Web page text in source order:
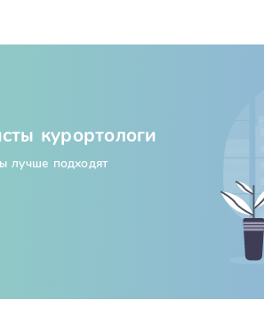
курортологи
лучше подходят